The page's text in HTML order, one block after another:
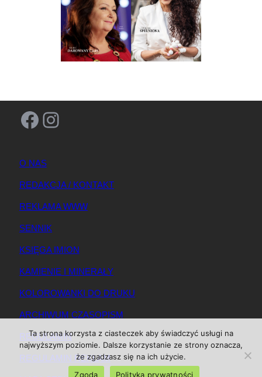
Facebook Instagram
O NAS
REDAKCJA / KONTAKT
REKLAMA WWW
SENNIK
KSIĘGA IMION
KAMIENIE I MINERAŁY
KOLOROWANKI DO DRUKU
ARCHIWUM CZASOPISM
REGULAMIN
REGULAMIN REKLAM
Ta strona korzysta z ciasteczek aby świadczyć usługi na
najwyższym poziomie. Dalsze korzystanie ze strony oznacza,
że zgadzasz się na ich użycie.
Zgoda
Polityka prywatności